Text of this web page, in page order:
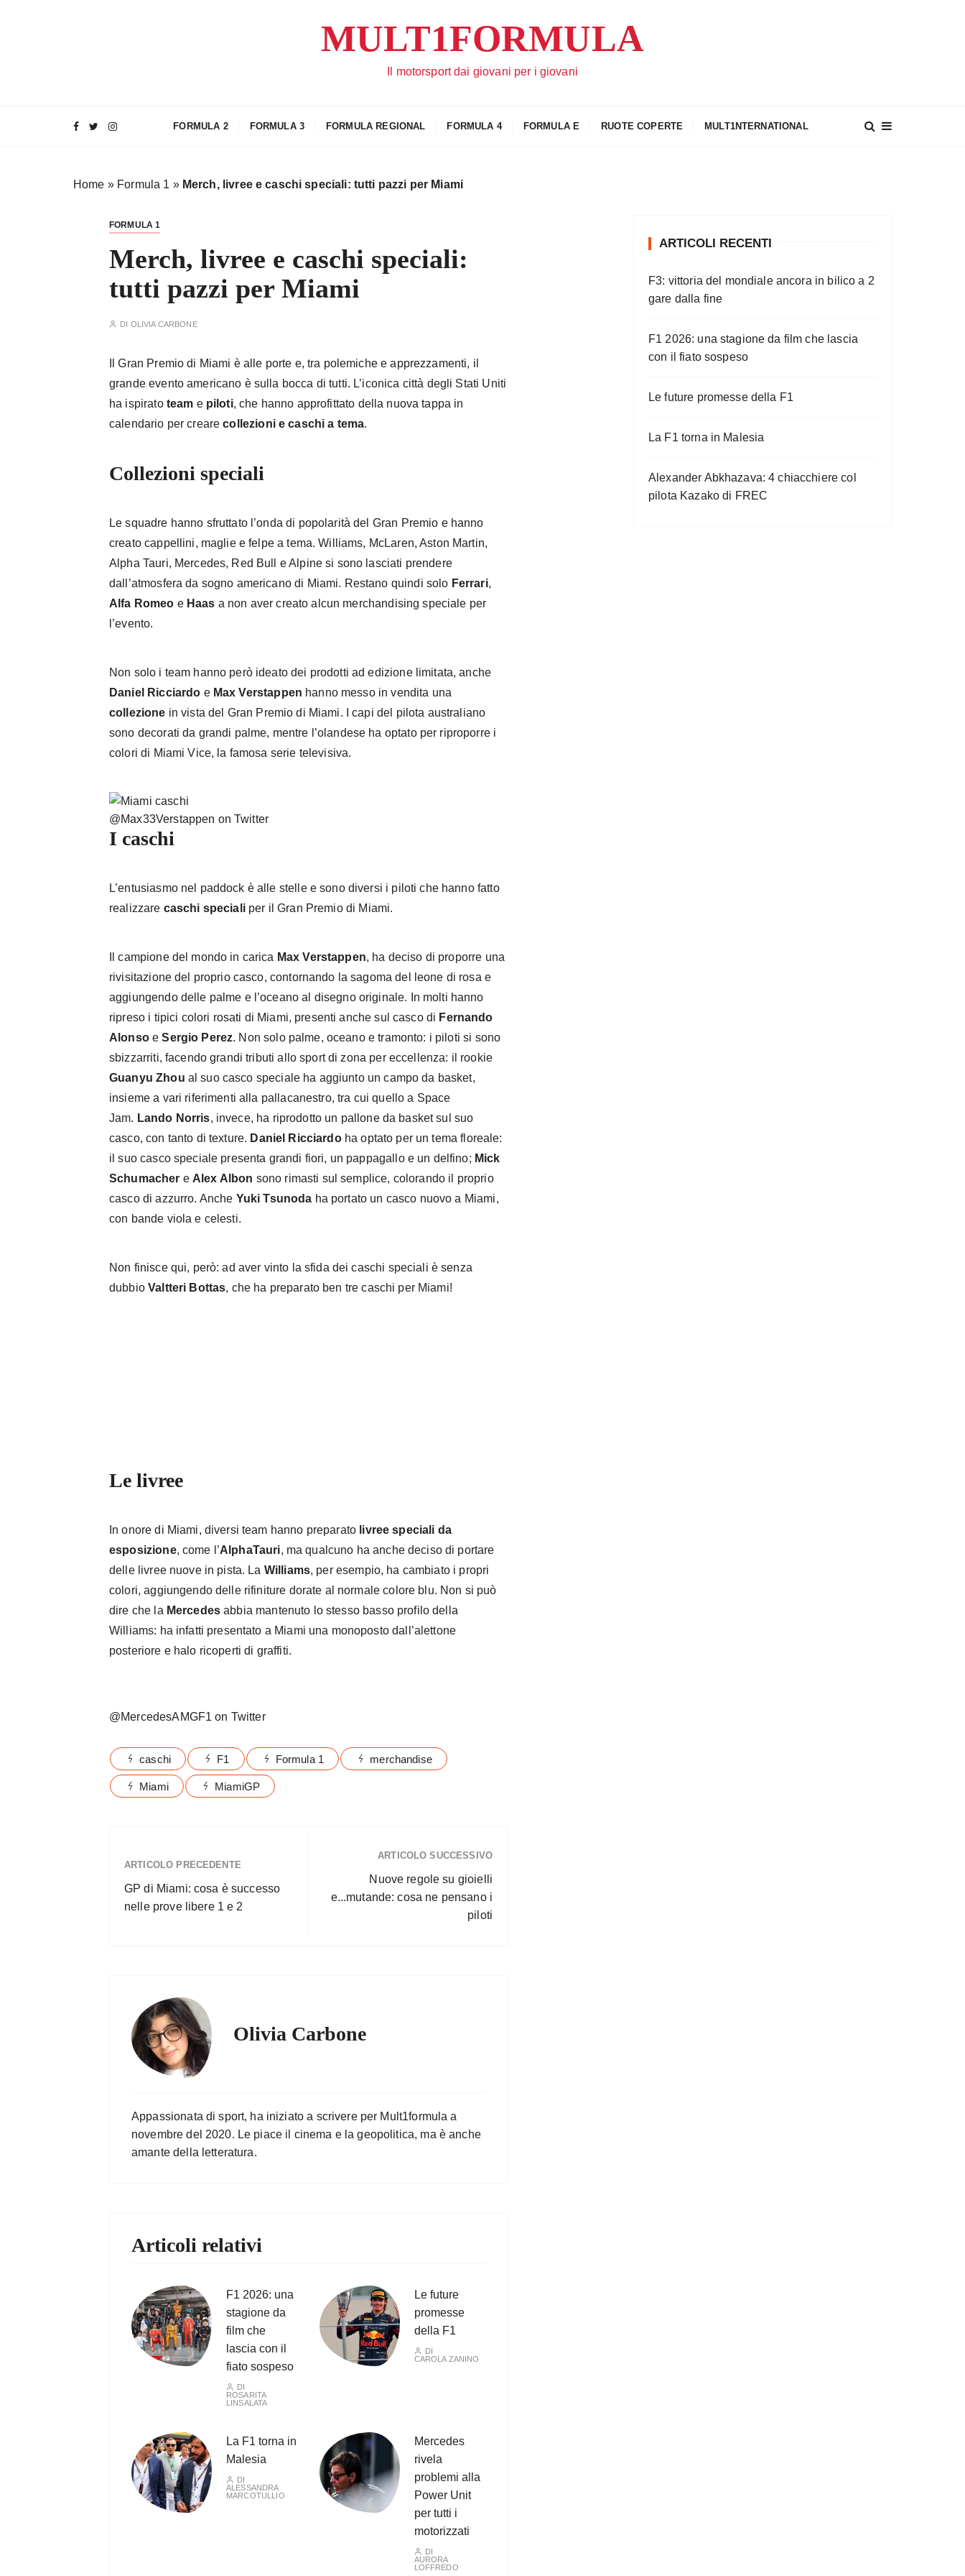
MULT1FORMULA
Il motorsport dai giovani per i giovani
FORMULA 2 FORMULA 3 FORMULA REGIONAL FORMULA 4 FORMULA E RUOTE COPERTE MULT1NTERNATIONAL
Home » Formula 1 » Merch, livree e caschi speciali: tutti pazzi per Miami
FORMULA 1
Merch, livree e caschi speciali:
tutti pazzi per Miami
DI OLIVIA CARBONE
Il Gran Premio di Miami è alle porte e, tra polemiche e apprezzamenti, il
grande evento americano è sulla bocca di tutti. L’iconica città degli Stati Uniti
ha ispirato team e piloti, che hanno approfittato della nuova tappa in
calendario per crearecollezioni e caschi a tema.
Collezioni speciali
Le squadre hanno sfruttato l’onda di popolarità del Gran Premio e hanno
creato cappellini, maglie e felpe a tema. Williams, McLaren, Aston Martin,
Alpha Tauri, Mercedes, Red Bull e Alpine si sono lasciati prendere
dall’atmosfera da sogno americano di Miami. Restano quindi solo Ferrari,
Alfa Romeo e Haas a non aver creato alcun merchandising speciale per
l’evento.
Non solo i team hanno però ideato dei prodotti ad edizione limitata, anche
Daniel Ricciardo e Max Verstappen hanno messo in vendita una
collezione in vista del Gran Premio di Miami. I capi del pilota australiano
sono decorati da grandi palme, mentre l’olandese ha optato per riproporre i
colori di Miami Vice, la famosa serie televisiva.
@Max33Verstappen on Twitter
I caschi
L’entusiasmo nel paddock è alle stelle e sono diversi i piloti che hanno fatto
realizzare caschi specialiper il Gran Premio di Miami.
Il campione del mondo in carica Max Verstappen, ha deciso di proporre una
rivisitazione del proprio casco, contornando la sagoma del leone di rosa e
aggiungendo delle palme e l’oceano al disegno originale. In molti hanno
ripreso i tipici colori rosati di Miami, presenti anche sul casco di Fernando
Alonsoe Sergio Perez. Non solo palme, oceano e tramonto: i piloti si sono
sbizzarriti, facendo grandi tributi allo sport di zona per eccellenza: il rookie
Guanyu Zhou al suo casco speciale ha aggiunto un campo da basket,
insieme a vari riferimenti alla pallacanestro, tra cui quello a Space
Jam. Lando Norris, invece, ha riprodotto un pallone da basket sul suo
casco, con tanto di texture. Daniel Ricciardoha optato per un tema floreale:
il suo casco speciale presenta grandi fiori, un pappagallo e un delfino; Mick
Schumacher e Alex Albon sono rimasti sul semplice, colorando il proprio
casco di azzurro. Anche Yuki Tsunoda ha portato un casco nuovo a Miami,
con bande viola e celesti.
Non finisce qui, però: ad aver vinto la sfida dei caschi speciali è senza
dubbioValtteri Bottas, che ha preparato ben tre caschi per Miami!
Le livree
In onore di Miami, diversi team hanno preparato livree speciali da
esposizione, come l’AlphaTauri, ma qualcuno ha anche deciso di portare
delle livree nuove in pista. La Williams, per esempio, ha cambiato i propri
colori, aggiungendo delle rifiniture dorate al normale colore blu. Non si può
dire che la Mercedesabbia mantenuto lo stesso basso profilo della
Williams: ha infatti presentato a Miami una monoposto dall’alettone
posteriore e halo ricoperti di graffiti.
@MercedesAMGF1 on Twitter
caschi F1 Formula 1 merchandise
Miami MiamiGP
ARTICOLO PRECEDENTE
GP di Miami: cosa è successo
nelle prove libere 1 e 2
ARTICOLO SUCCESSIVO
Nuove regole su gioielli
e...mutande: cosa ne pensano i
piloti
Olivia Carbone
Appassionata di sport, ha iniziato a scrivere per Mult1formula a
novembre del 2020. Le piace il cinema e la geopolitica, ma è anche
amante della letteratura.
Articoli relativi
F1 2026: una
stagione da
film che
lascia con il
fiato sospeso
DI
ROSARITA
LINSALATA
Le future
promesse
della F1
DI
CAROLA ZANINO
La F1 torna in
Malesia
DI
ALESSANDRA
MARCOTULLIO
Mercedes
rivela
problemi alla
Power Unit
per tutti i
motorizzati
DI
AURORA
LOFFREDO
ARTICOLI RECENTI
F3: vittoria del mondiale ancora in bilico a 2
gare dalla fine
F1 2026: una stagione da film che lascia
con il fiato sospeso
Le future promesse della F1
La F1 torna in Malesia
Alexander Abkhazava: 4 chiacchiere col
pilota Kazako di FREC